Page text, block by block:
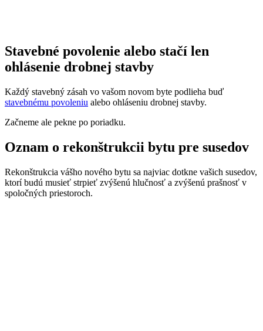
Stavebné povolenie alebo stačí len
ohlásenie drobnej stavby
Každý stavebný zásah vo vašom novom byte podlieha buď
stavebnému povoleniu alebo ohláseniu drobnej stavby.
Začneme ale pekne po poriadku.
Oznam o rekonštrukcii bytu pre susedov
Rekonštrukcia vášho nového bytu sa najviac dotkne vašich susedov,
ktorí budú musieť strpieť zvýšenú hlučnosť a zvýšenú prašnosť v
spoločných priestoroch.